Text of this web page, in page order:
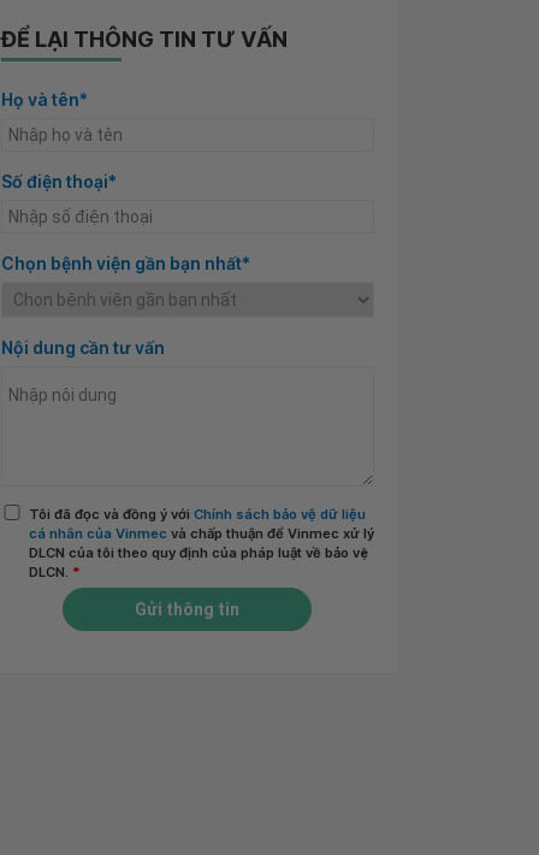
ĐỂ LẠI THÔNG TIN TƯ VẤN
Họ và tên*
Số điện thoại*
Chọn bệnh viện gần bạn nhất*
Nội dung cần tư vấn
Tôi đã đọc và đồng ý với Chính sách bảo vệ dữ liệu
cá nhân của Vinmec và chấp thuận để Vinmec xử lý
DLCN của tôi theo quy định của pháp luật về bảo vệ
DLCN. *
Gửi thông tin